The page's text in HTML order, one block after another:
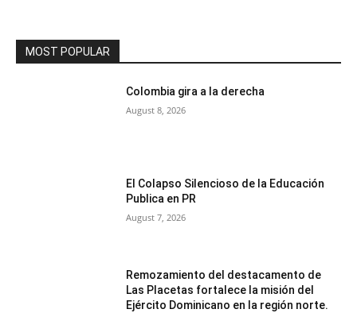
MOST POPULAR
Colombia gira a la derecha
August 8, 2026
El Colapso Silencioso de la Educación
Publica en PR
August 7, 2026
Remozamiento del destacamento de
Las Placetas fortalece la misión del
Ejército Dominicano en la región norte.